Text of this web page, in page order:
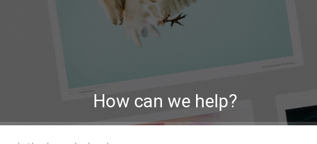
How can we help?